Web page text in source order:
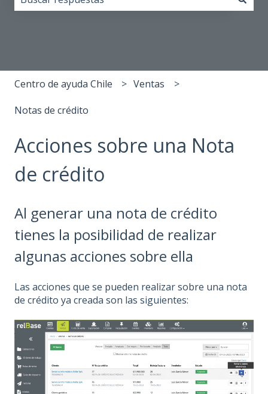
Centro de ayuda Chile Ventas
Notas de crédito
Acciones sobre una Nota
de crédito
Al generar una nota de crédito
tienes la posibilidad de realizar
algunas acciones sobre ella
Las acciones que se pueden realizar sobre una nota
de crédito ya creada son las siguientes: